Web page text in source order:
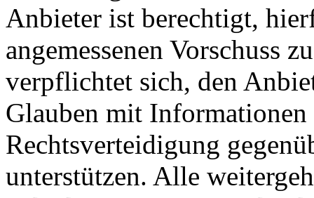
Anbieter ist berechtigt,
angemessenen Vorschuss
verpflichtet sich, den
Glauben mit
Rechtsverteidigung
unterstützen. Alle